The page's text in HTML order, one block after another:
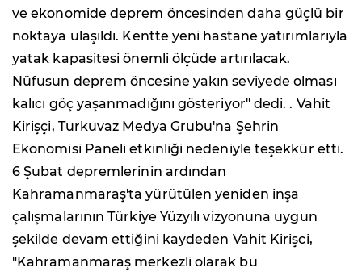
ve ekonomide deprem öncesinden daha güçlü bir
noktaya ulaşıldı. Kentte yeni hastane yatırımlarıyla
yatak kapasitesi önemli ölçüde artırılacak.
Nüfusun deprem öncesine yakın seviyede olması
kalıcı göç yaşanmadığını gösteriyor" dedi. . Vahit
Kirişçi, Turkuvaz Medya Grubu'na Şehrin
Ekonomisi Paneli etkinliği nedeniyle teşekkür etti.
6 Şubat depremlerinin ardından
Kahramanmaraş'ta yürütülen yeniden inşa
çalışmalarının Türkiye Yüzyılı vizyonuna uygun
şekilde devam ettiğini kaydeden Vahit Kirişci,
"Kahramanmaraş merkezli olarak bu